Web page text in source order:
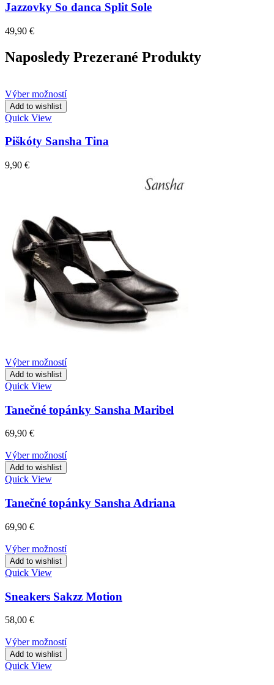
Jazzovky So danca Split Sole
49,90 €
Naposledy Prezerané Produkty
Výber možností
Add to wishlist
Quick View
Piškóty Sansha Tina
9,90 €
Výber možností
Add to wishlist
Quick View
Tanečné topánky Sansha Maribel
69,90 €
Výber možností
Add to wishlist
Quick View
Tanečné topánky Sansha Adriana
69,90 €
Výber možností
Add to wishlist
Quick View
Sneakers Sakzz Motion
58,00 €
Výber možností
Add to wishlist
Quick View